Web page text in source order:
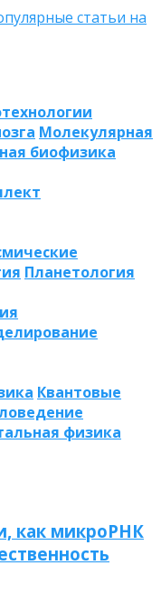
Молекулярная
биофизика
Планетология
Квантовые
физика
как микроРНК